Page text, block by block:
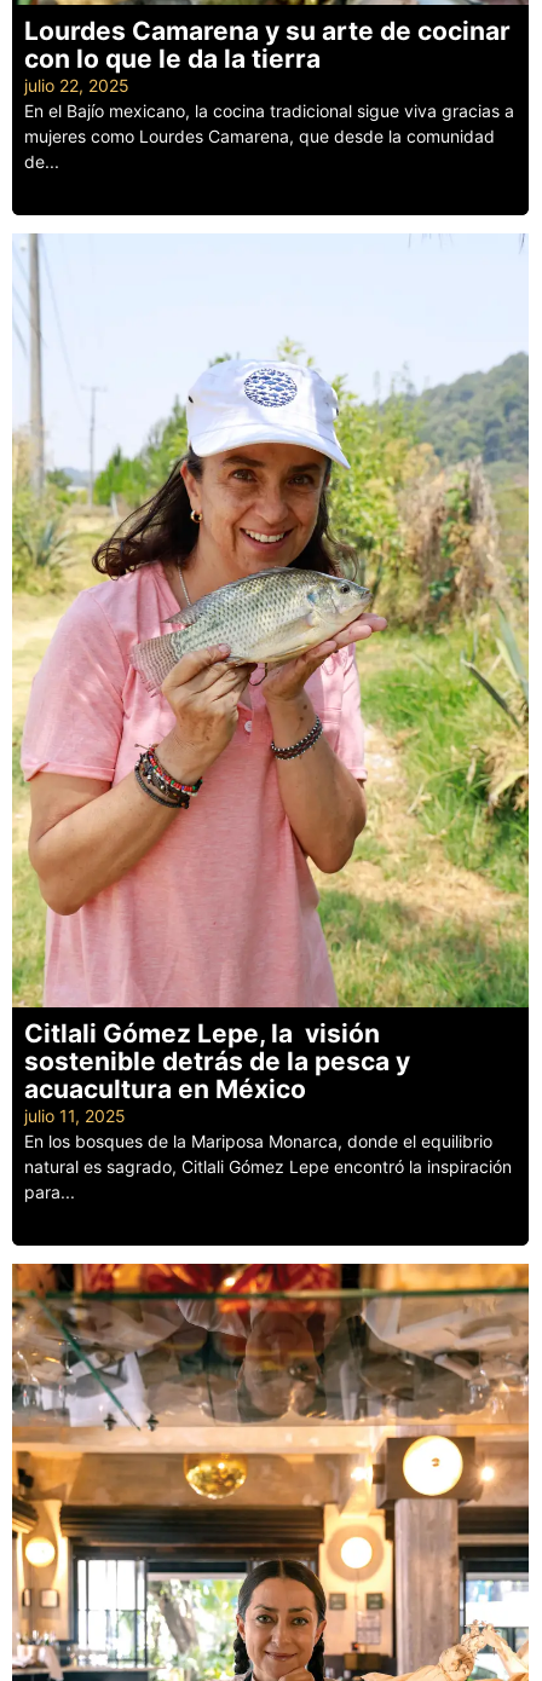
Lourdes Camarena y su arte de cocinar
con lo que le da la tierra
julio 22, 2025
En el Bajío mexicano, la cocina tradicional sigue viva gracias a
mujeres como Lourdes Camarena, que desde la comunidad
de...
Citlali Gómez Lepe, la visión
sostenible detrás de la pesca y
acuacultura en México
julio 11, 2025
En los bosques de la Mariposa Monarca, donde el equilibrio
natural es sagrado, Citlali Gómez Lepe encontró la inspiración
para...